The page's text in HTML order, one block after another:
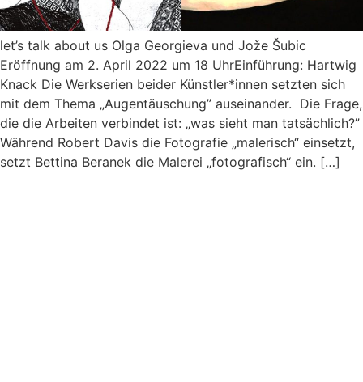
let’s talk about us Olga Georgieva und Jože Šubic
Eröffnung am 2. April 2022 um 18 UhrEinführung: Hartwig
Knack Die Werkserien beider Künstler*innen setzten sich
mit dem Thema „Augentäuschung” auseinander. Die Frage,
die die Arbeiten verbindet ist: „was sieht man tatsächlich?”
Während Robert Davis die Fotografie „malerisch“ einsetzt,
setzt Bettina Beranek die Malerei „fotografisch“ ein. […]